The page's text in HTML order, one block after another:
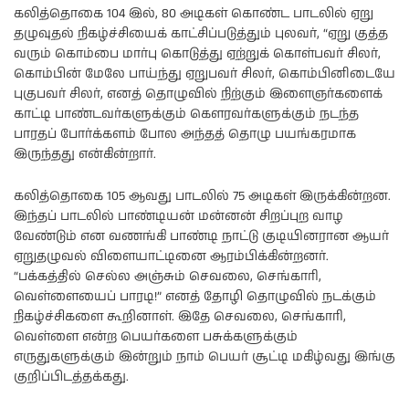
கலித்தொகை 104 இல், 80 அடிகள் கொண்ட பாடலில் ஏறு
தழுவுதல் நிகழ்ச்சியைக் காட்சிப்படுத்தும் புலவர், “ஏறு குத்த
வரும் கொம்பை மார்பு கொடுத்து ஏற்றுக் கொள்பவர் சிலர்,
கொம்பின் மேலே பாய்ந்து ஏறுபவர் சிலர், கொம்பினிடையே
புகுபவர் சிலர், எனத் தொழுவில் நிற்கும் இளைஞர்களைக்
காட்டி பாண்டவர்களுக்கும் கௌரவர்களுக்கும் நடந்த
பாரதப் போர்க்களம் போல அந்தத் தொழு பயங்கரமாக
இருந்தது என்கின்றார்.
கலித்தொகை 105 ஆவது பாடலில் 75 அடிகள் இருக்கின்றன.
இந்தப் பாடலில் பாண்டியன் மன்னன் சிறப்புற வாழ
வேண்டும் என வணங்கி பாண்டி நாட்டு குடியினரான ஆயர்
ஏறுதழுவல் விளையாட்டினை ஆரம்பிக்கின்றனர்.
“பக்கத்தில் செல்ல அஞ்சும் செவலை, செங்காரி,
வெள்ளையைப் பாரடி!” எனத் தோழி தொழுவில் நடக்கும்
நிகழ்ச்சிகளை கூறினாள். இதே செவலை, செங்காரி,
வெள்ளை என்ற பெயர்களை பசுக்களுக்கும்
எருதுகளுக்கும் இன்றும் நாம் பெயர் சூட்டி மகிழ்வது இங்கு
குறிப்பிடத்தக்கது.